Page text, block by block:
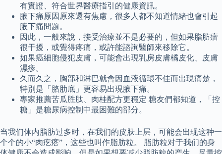
有實證、符合世界醫療指引的健康資訊。
腋下痛原因原來還有焦慮，很多人都不知道情緒也會引起
腋下痛問題。
因此，一般來說，接受治療並不是必要的，但如果脂肪瘤
很干擾，或覺得疼痛，或許能諮詢醫師來移除它。
如果癌細胞侵犯皮膚，可能會出現乳房皮膚橘皮化、皮膚
濕疹。
久而久之，胸部和淋巴就會因血液循環不佳而出現痛楚，
特別是「胳肋底」更容易出現腋下痛。
專家推薦苦瓜胜肽、肉桂配方更穩定 糖友們都知道，「控
糖」是糖尿病控制中最困難的部分。
当我们体内脂肪过多时，在我们的皮肤上层，可能会出现这种一
个个的小“肉疙瘩”，这些也叫作脂肪粒。 脂肪粒对于我们的身